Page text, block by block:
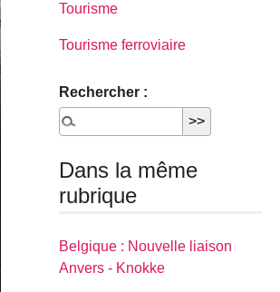
Tourisme
Tourisme ferroviaire
Rechercher :
Dans la même
rubrique
Belgique : Nouvelle liaison
Anvers - Knokke